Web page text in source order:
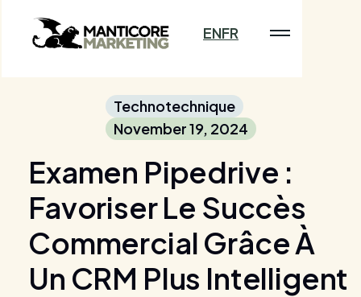
ENFR
Technotechnique
November 19, 2024
Examen Pipedrive :
Favoriser Le Succès
Commercial Grâce À
Un CRM Plus Intelligent